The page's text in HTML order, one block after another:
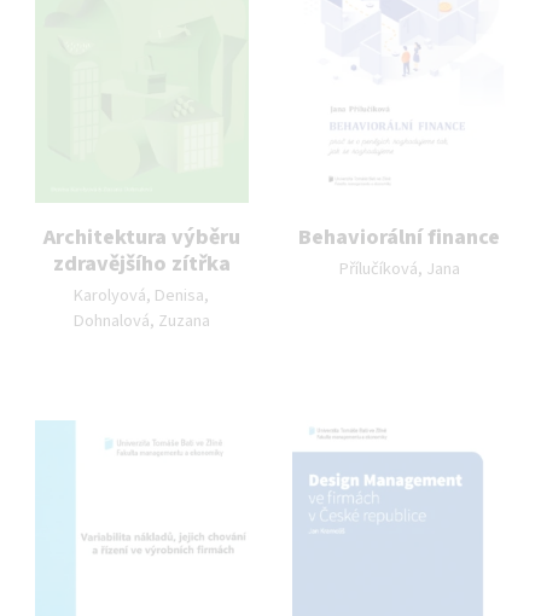
Architektura výběru
zdravějšího zítřka
Autor publikace:
Karolyová, Denisa,
Dohnalová, Zuzana
Behaviorální finance
Autor publikace:
Přílučíková, Jana